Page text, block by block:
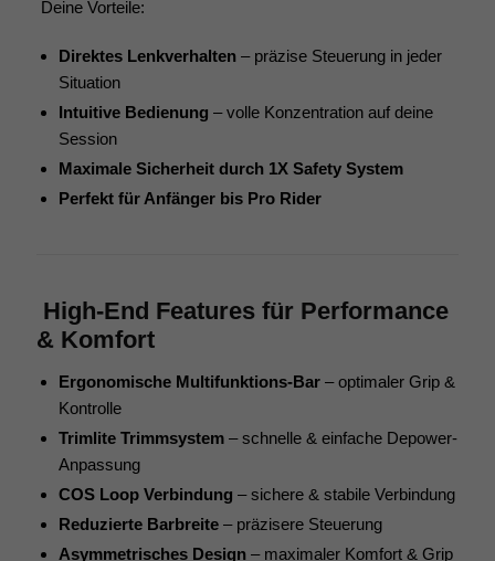
Deine Vorteile:
Direktes Lenkverhalten – präzise Steuerung in jeder
Situation
Intuitive Bedienung – volle Konzentration auf deine
Session
Maximale Sicherheit durch 1X Safety System
Perfekt für Anfänger bis Pro Rider
High-End Features für Performance
& Komfort
Ergonomische Multifunktions-Bar – optimaler Grip &
Kontrolle
Trimlite Trimmsystem – schnelle & einfache Depower-
Anpassung
COS Loop Verbindung – sichere & stabile Verbindung
Reduzierte Barbreite – präzisere Steuerung
Asymmetrisches Design – maximaler Komfort & Grip